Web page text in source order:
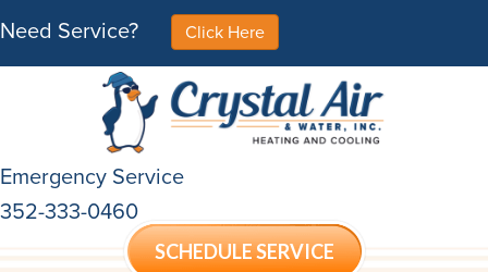
Skip
Skip
Site
Need Service? Click Here
Emergency Service
352-333-0460
SCHEDULE SERVICE